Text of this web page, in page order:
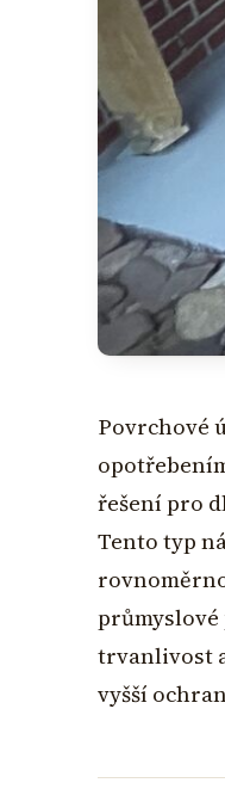
Povrchové
řešení pro
Tento typ
průmyslové
trvanlivost
vyšší